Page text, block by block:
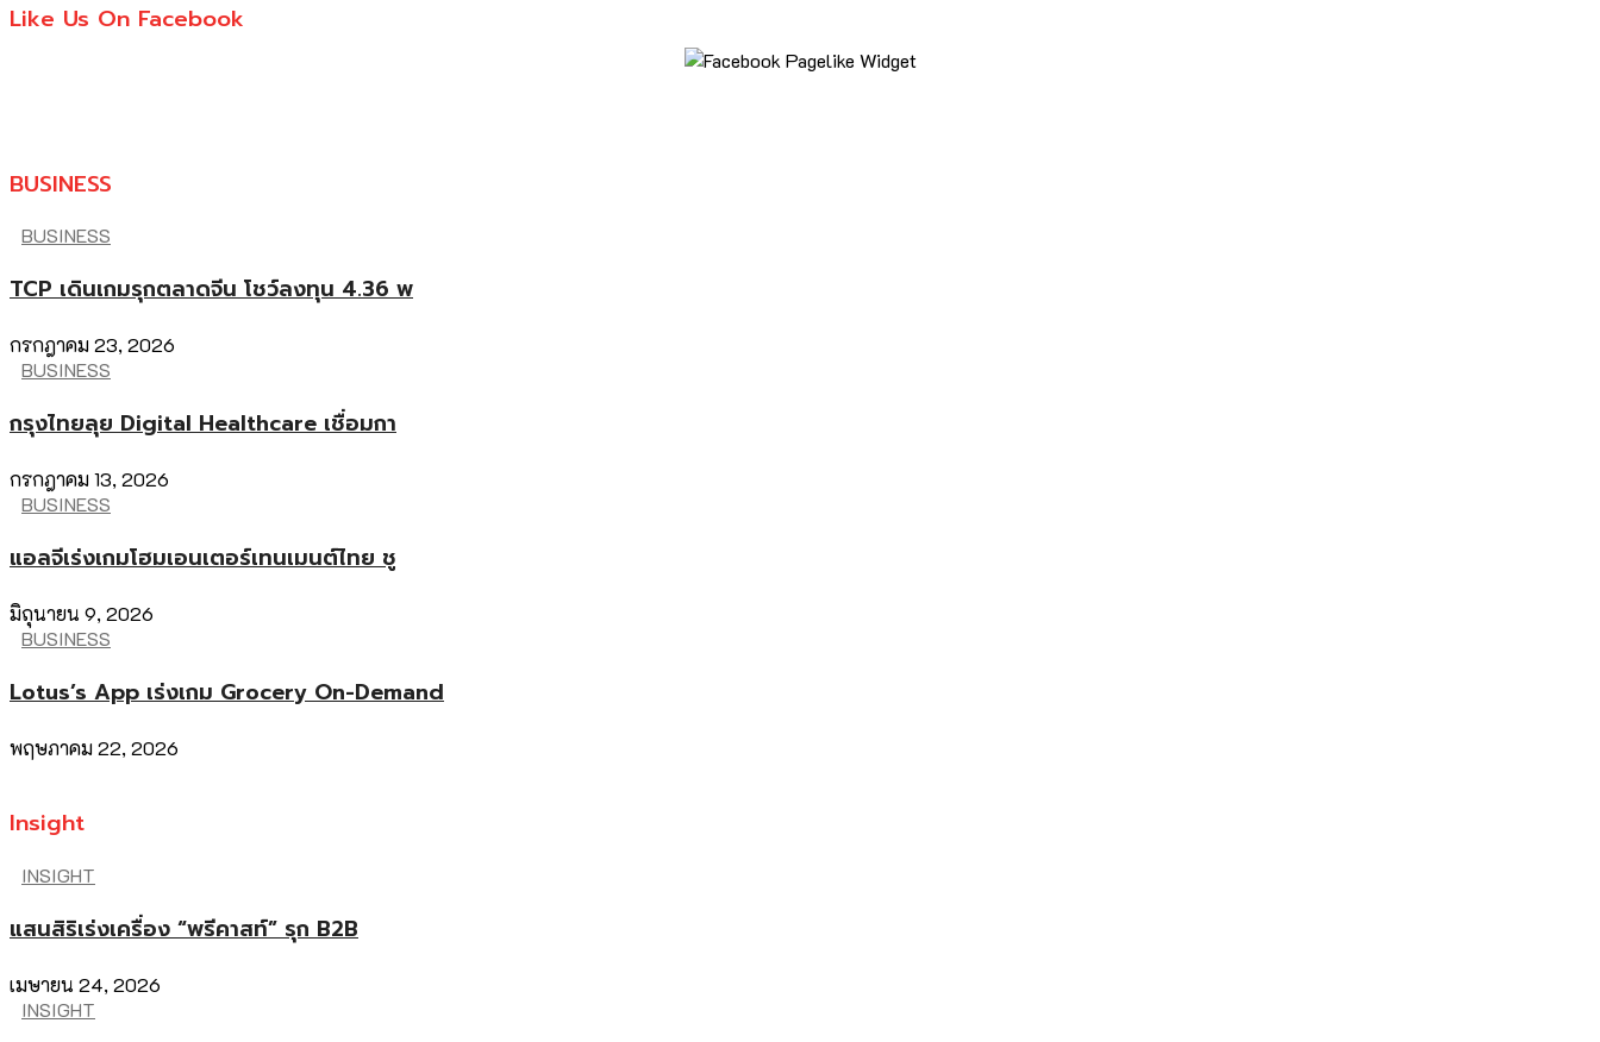
Like Us On Facebook
BUSINESS
BUSINESS
TCP เดินเกมรุกตลาดจีน โชว์ลงทุน 4.36 พ
กรกฎาคม 23, 2026
BUSINESS
กรุงไทยลุย Digital Healthcare เชื่อมกา
กรกฎาคม 13, 2026
BUSINESS
แอลจีเร่งเกมโฮมเอนเตอร์เทนเมนต์ไทย ชู
มิถุนายน 9, 2026
BUSINESS
Lotus’s App เร่งเกม Grocery On-Demand
พฤษภาคม 22, 2026
Insight
INSIGHT
แสนสิริเร่งเครื่อง “พรีคาสท์” รุก B2B
เมษายน 24, 2026
INSIGHT